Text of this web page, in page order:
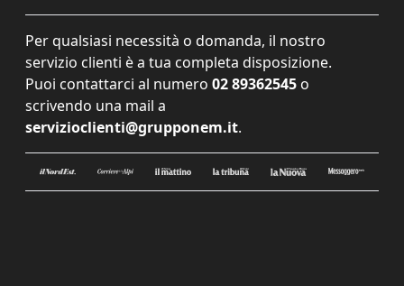
Per qualsiasi necessità o domanda, il nostro
servizio clienti è a tua completa disposizione.
Puoi contattarci al numero 02 89362545 o
scrivendo una mail a
servizioclienti@grupponem.it.